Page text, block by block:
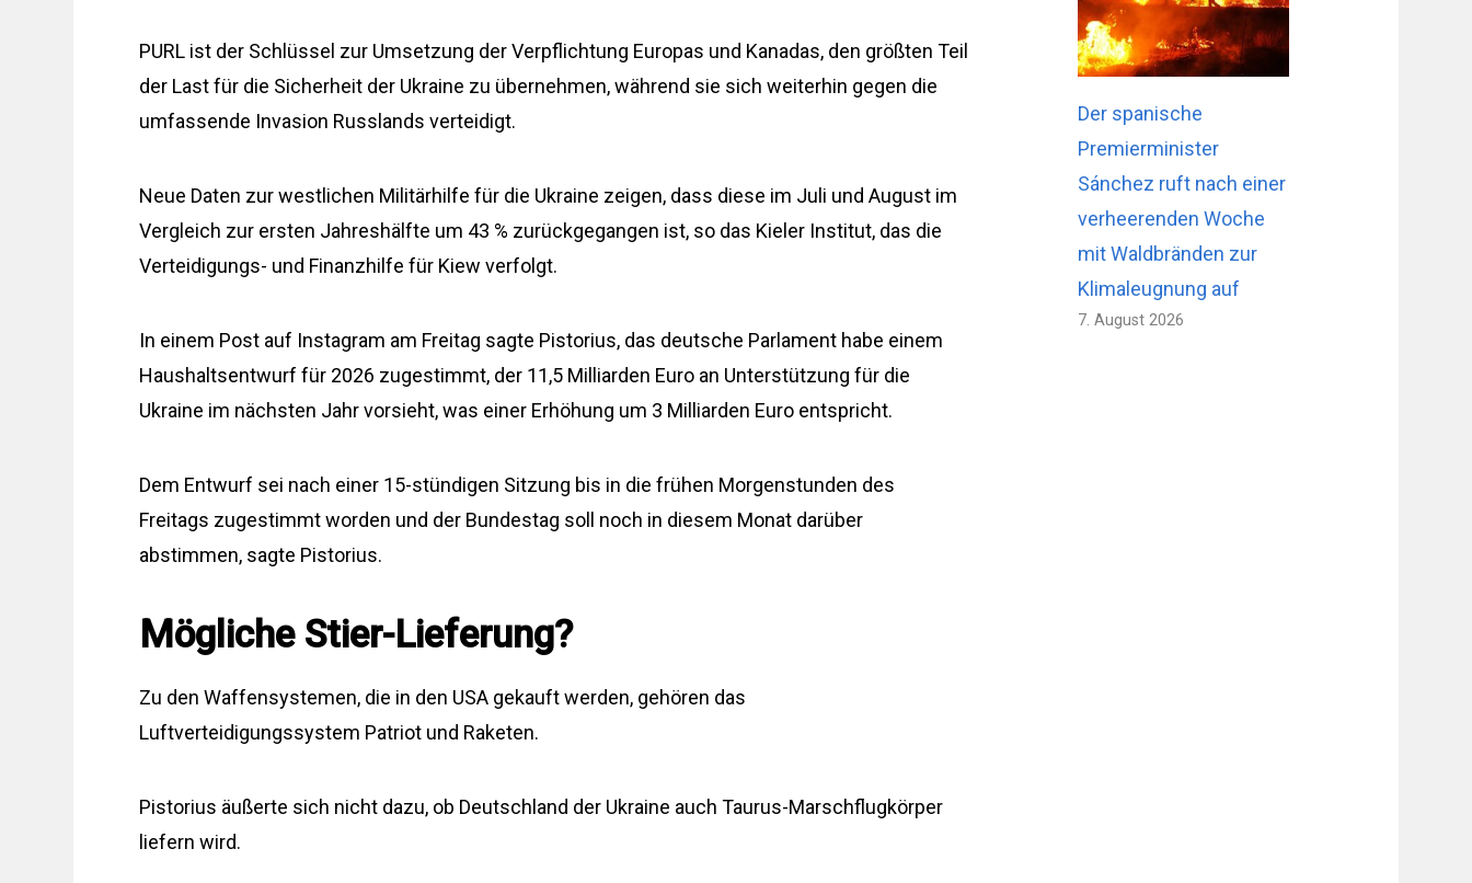
PURL ist der Schlüssel zur Umsetzung der Verpflichtung Europas und Kanadas, den größten Teil
der Last für die Sicherheit der Ukraine zu übernehmen, während sie sich weiterhin gegen die
umfassende Invasion Russlands verteidigt.
Neue Daten zur westlichen Militärhilfe für die Ukraine zeigen, dass diese im Juli und August im
Vergleich zur ersten Jahreshälfte um 43 % zurückgegangen ist, so das Kieler Institut, das die
Verteidigungs- und Finanzhilfe für Kiew verfolgt.
In einem Post auf Instagram am Freitag sagte Pistorius, das deutsche Parlament habe einem
Haushaltsentwurf für 2026 zugestimmt, der 11,5 Milliarden Euro an Unterstützung für die
Ukraine im nächsten Jahr vorsieht, was einer Erhöhung um 3 Milliarden Euro entspricht.
Dem Entwurf sei nach einer 15-stündigen Sitzung bis in die frühen Morgenstunden des
Freitags zugestimmt worden und der Bundestag soll noch in diesem Monat darüber
abstimmen, sagte Pistorius.
Mögliche Stier-Lieferung?
Zu den Waffensystemen, die in den USA gekauft werden, gehören das
Luftverteidigungssystem Patriot und Raketen.
Pistorius äußerte sich nicht dazu, ob Deutschland der Ukraine auch Taurus-Marschflugkörper
liefern wird.
Der spanische
Premierminister
Sánchez ruft nach einer
verheerenden Woche
mit Waldbränden zur
Klimaleugnung auf
7. August 2026